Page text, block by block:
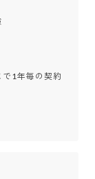
1年毎の契約